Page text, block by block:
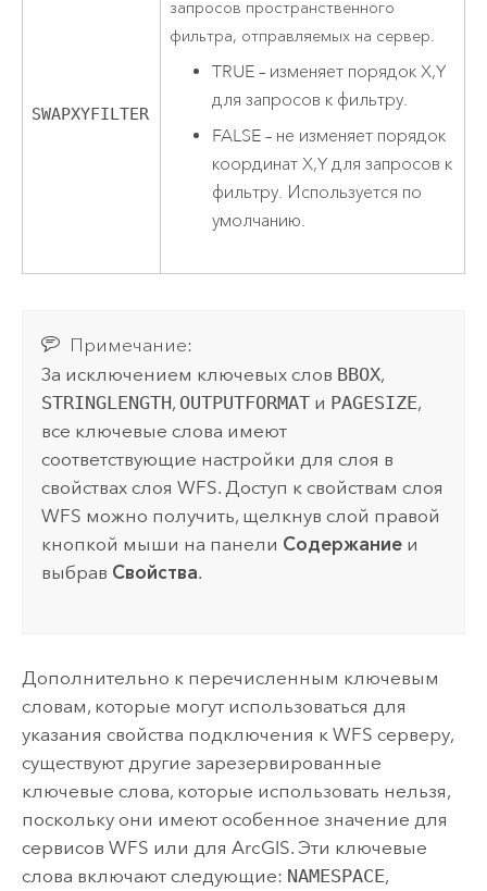
SWAPXYFILTER
запросов пространственного
фильтра, отправляемых на сервер.
TRUE – изменяет порядок X,Y
для запросов к фильтру.
FALSE – не изменяет порядок
координат X,Y для запросов к
фильтру. Используется по
умолчанию.
Примечание:
За исключением ключевых слов BBOX,
STRINGLENGTH, OUTPUTFORMAT и PAGESIZE,
все ключевые слова имеют
соответствующие настройки для слоя в
свойствах слоя WFS. Доступ к свойствам слоя
WFS можно получить, щелкнув слой правой
кнопкой мыши на панели Содержание и
выбрав Свойства.
Дополнительно к перечисленным ключевым
словам, которые могут использоваться для
указания свойства подключения к WFS серверу,
существуют другие зарезервированные
ключевые слова, которые использовать нельзя,
поскольку они имеют особенное значение для
сервисов WFS или для ArcGIS. Эти ключевые
слова включают следующие: NAMESPACE,